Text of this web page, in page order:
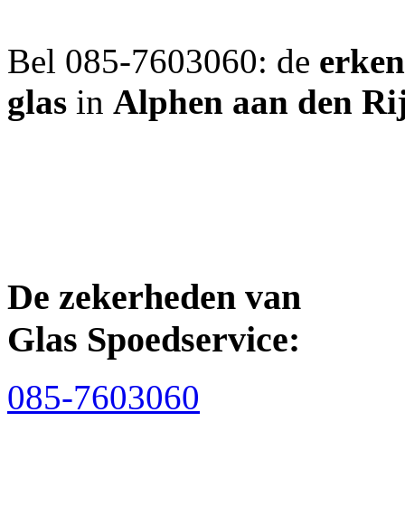
Bel 085-7603060: de
glas in Alphen aan den
De zekerheden van
Glas Spoedservice:
085-7603060